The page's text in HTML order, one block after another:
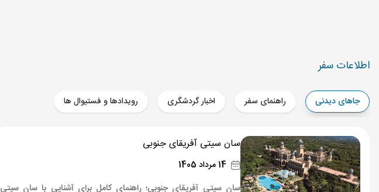
‌اطلاعات سفر
جاهای دیدنی راهنمای سفر اخبار گردشگری رویدادها و فستیوال ها
سان سیتی آفریقای جنوبی
14 مرداد 1405
سان سیتی آفریقای جنوبی؛ راهنمای کامل برای آشنایی با سان سیتی